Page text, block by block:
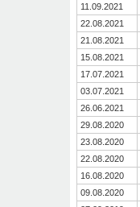
11.09.2021
22.08.2021
21.08.2021
15.08.2021
17.07.2021
03.07.2021
26.06.2021
29.08.2020
23.08.2020
22.08.2020
16.08.2020
09.08.2020